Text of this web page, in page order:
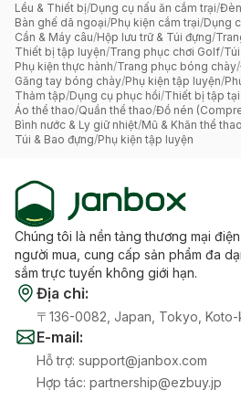
Lều & Thiết bị/Dụng cụ nấu ăn cắm trại/
Bàn ghế dã ngoại/Phụ kiện cắm trại/Dụng
Cần & Máy câu/Hộp lưu trữ & Túi đựng/
Thiết bị tập luyện/Trang phục chơi Golf/
Phụ kiện thực hành/Trang phục bóng chày/
Găng tay bóng chày/Phụ kiện tập luyện/
Thảm tập/Dụng cụ phục hồi/Thiết bị tập tại
Áo thể thao/Quần thể thao/Đồ nén
Bình nước & Ly giữ nhiệt/Mũ & Khăn thể thao
Túi & Bao đựng/Phụ kiện tập luyện
Chúng tôi là nền tảng thương mại
người mua, cung cấp sản phẩm đa
sắm trực tuyến không giới hạn.
Địa chỉ:
〒136-0082, Japan, Tokyo,
E-mail:
Hỗ trợ: support@janbox.com
Hợp tác: partnership@ezbuy.jp